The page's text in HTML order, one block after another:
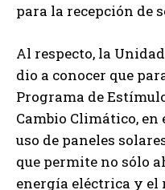
para la recepción de
Al respecto, la
dio a conocer que
Programa de
Cambio Climático,
uso de paneles
que permite no sólo
energía eléctrica y el